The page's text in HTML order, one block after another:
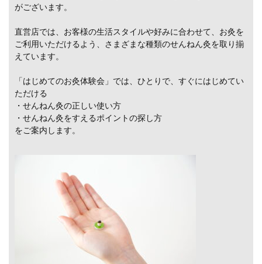
がございます。
直営店では、お客様の生活スタイルや好みに合わせて、お灸を
ご利用いただけるよう、さまざまな種類のせんねん灸を取り揃
えています。
「はじめてのお灸体験会」では、ひとりで、すぐにはじめてい
ただける
・せんねん灸の正しい使い方
・せんねん灸をすえるポイントの探し方
をご案内します。